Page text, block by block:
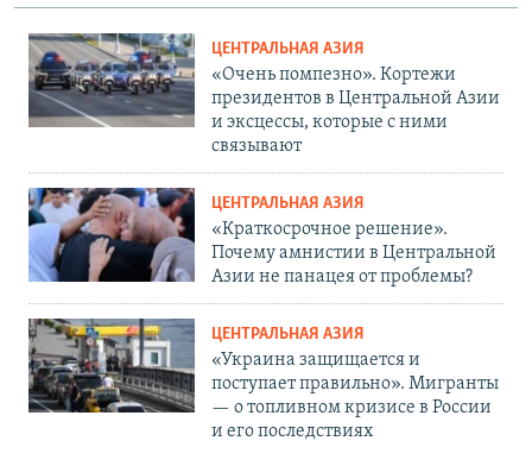
ЦЕНТРАЛЬНАЯ АЗИЯ
«Очень помпезно». Кортежи
президентов в Центральной Азии
и эксцессы, которые с ними
связывают
ЦЕНТРАЛЬНАЯ АЗИЯ
«Краткосрочное решение».
Почему амнистии в Центральной
Азии не панацея от проблемы?
ЦЕНТРАЛЬНАЯ АЗИЯ
«Украина защищается и
поступает правильно». Мигранты
— о топливном кризисе в России
и его последствиях